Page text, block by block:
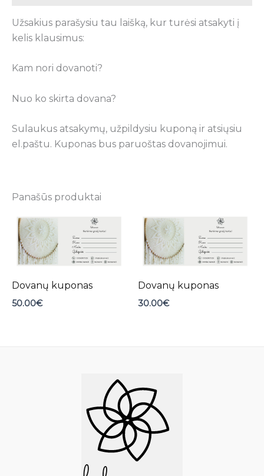
Užsakius parašysiu tau laišką, kur turėsi atsakyti į
kelis klausimus:
Kam nori dovanoti?
Nuo ko skirta dovana?
Sulaukus atsakymų, užpildysiu kuponą ir atsiųsiu
el.paštu. Kuponas bus paruoštas dovanojimui.
Panašūs produktai
Dovanų kuponas
50.00€
Dovanų kuponas
30.00€